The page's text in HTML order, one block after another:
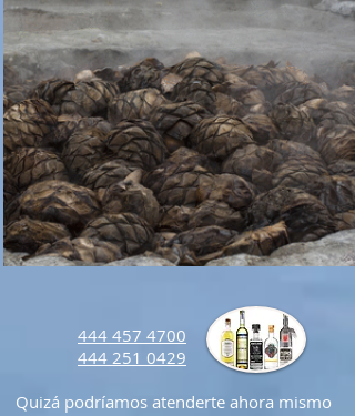
444 457 4700
444 251 0429
podríamos atenderte ahora mismo